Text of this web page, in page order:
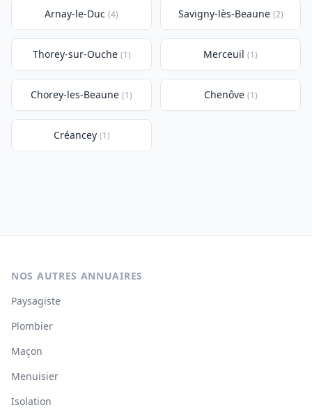
Arnay-le-Duc (4) Savigny-lès-Beaune (2)
Thorey-sur-Ouche (1) Merceuil (1)
Chorey-les-Beaune (1) Chenôve (1)
Créancey (1)
NOS AUTRES ANNUAIRES
Paysagiste
Plombier
Maçon
Menuisier
Isolation